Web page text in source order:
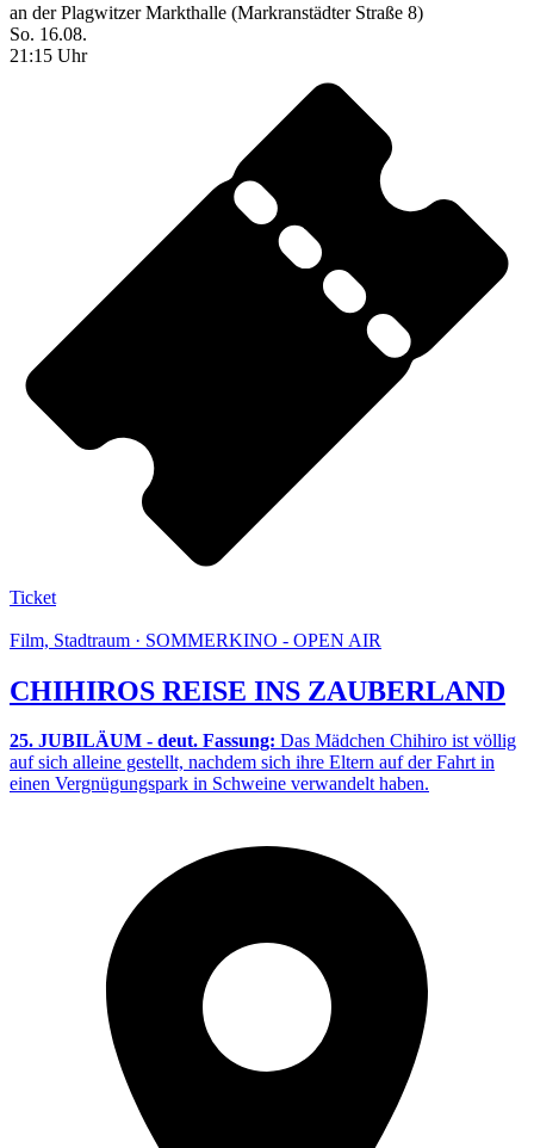
an der Plagwitzer Markthalle (Markranstädter Straße 8)
So. 16.08.
21:15 Uhr
Ticket
Film, Stadtraum · SOMMERKINO - OPEN AIR
CHIHIROS REISE INS ZAUBERLAND
25. JUBILÄUM - deut. Fassung: Das Mädchen Chihiro ist völlig
auf sich alleine gestellt, nachdem sich ihre Eltern auf der Fahrt in
einen Vergnügungspark in Schweine verwandelt haben.